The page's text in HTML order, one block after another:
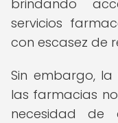
brindando
servicios
con escasez de
Sin embargo,
las farmacias
necesidad de